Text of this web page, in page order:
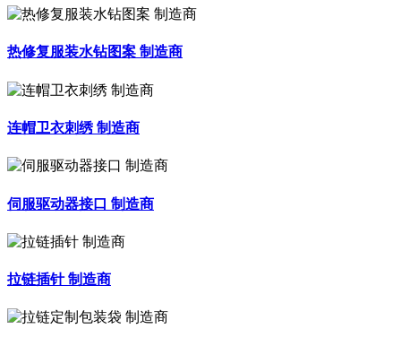
热修复服装水钻图案 制造商
连帽卫衣刺绣 制造商
伺服驱动器接口 制造商
拉链插针 制造商